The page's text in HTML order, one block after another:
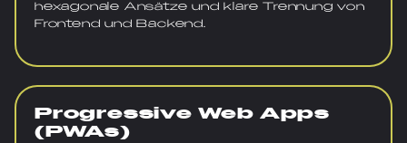
hexagonale Ansätze und klare Trennung von
Frontend und Backend.
Progressive Web Apps
(PWAs)